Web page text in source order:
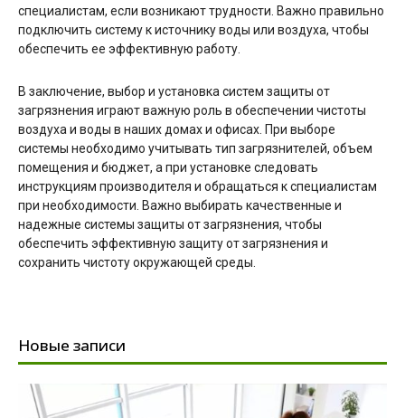
специалистам, если возникают трудности. Важно правильно
подключить систему к источнику воды или воздуха, чтобы
обеспечить ее эффективную работу.
В заключение, выбор и установка систем защиты от
загрязнения играют важную роль в обеспечении чистоты
воздуха и воды в наших домах и офисах. При выборе
системы необходимо учитывать тип загрязнителей, объем
помещения и бюджет, а при установке следовать
инструкциям производителя и обращаться к специалистам
при необходимости. Важно выбирать качественные и
надежные системы защиты от загрязнения, чтобы
обеспечить эффективную защиту от загрязнения и
сохранить чистоту окружающей среды.
Новые записи